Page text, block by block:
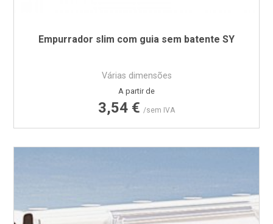
Empurrador slim com guia sem batente SY
Várias dimensões
Preço
A partir de
3,54 € /sem IVA